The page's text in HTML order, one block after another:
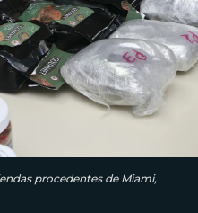
procedentes de Miami,